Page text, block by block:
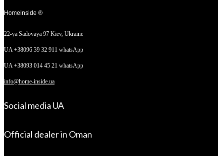
Homeinside ®
22-ya Sadovaya 97 Kiev, Ukraine
UA +38096 39 32 911 whatsApp
UA +38093 014 45 21 whatsApp
info@home-inside.ua
Social media UA
Official dealer in Oman